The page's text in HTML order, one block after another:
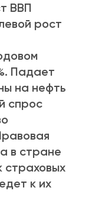
ВВП
рост
Падает
на нефть
спрос
в стране
страховых
к их